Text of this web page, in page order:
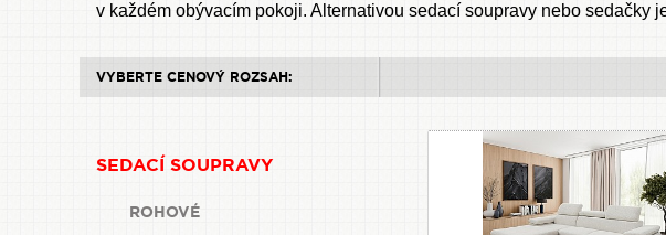
v každém obývacím pokoji. Alternativou sedací soupravy nebo sedačky
VYBERTE CENOVÝ ROZSAH:
SEDACÍ SOUPRAVY
ROHOVÉ